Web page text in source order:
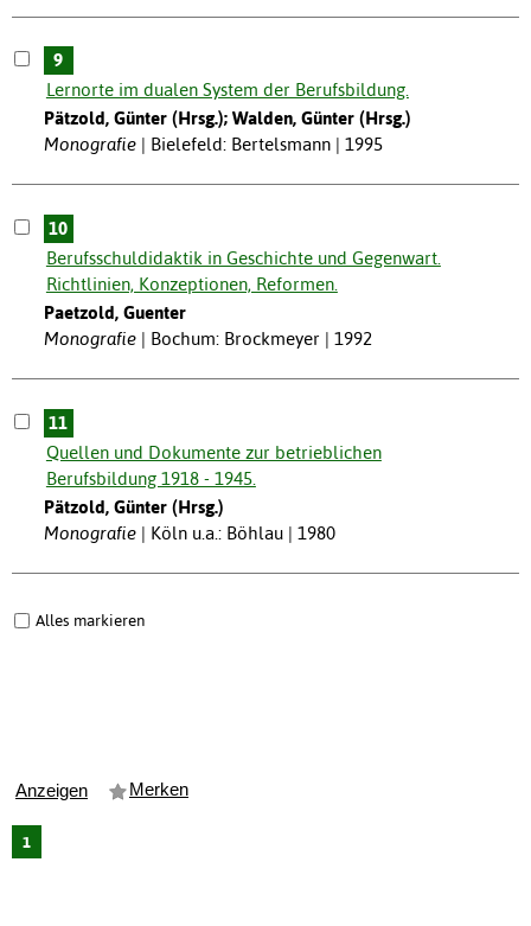
9
Lernorte im dualen System der Berufsbildung.
Pätzold, Günter (Hrsg.); Walden, Günter (Hrsg.)
Monografie
Bielefeld: Bertelsmann | 1995
10
Berufsschuldidaktik in Geschichte und Gegenwart.
Richtlinien, Konzeptionen, Reformen.
Paetzold, Guenter
Monografie
Bochum: Brockmeyer | 1992
11
Quellen und Dokumente zur betrieblichen
Berufsbildung 1918 - 1945.
Pätzold, Günter (Hrsg.)
Monografie
Köln u.a.: Böhlau | 1980
Alles markieren
Anzeigen Merken
1